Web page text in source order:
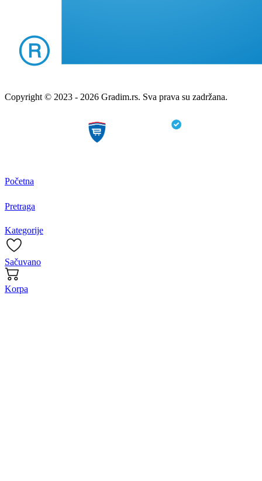
Copyright © 2023 - 2026 Gradim.rs. Sva prava su zadržana.
Početna
Pretraga
Kategorije
Sačuvano
Korpa